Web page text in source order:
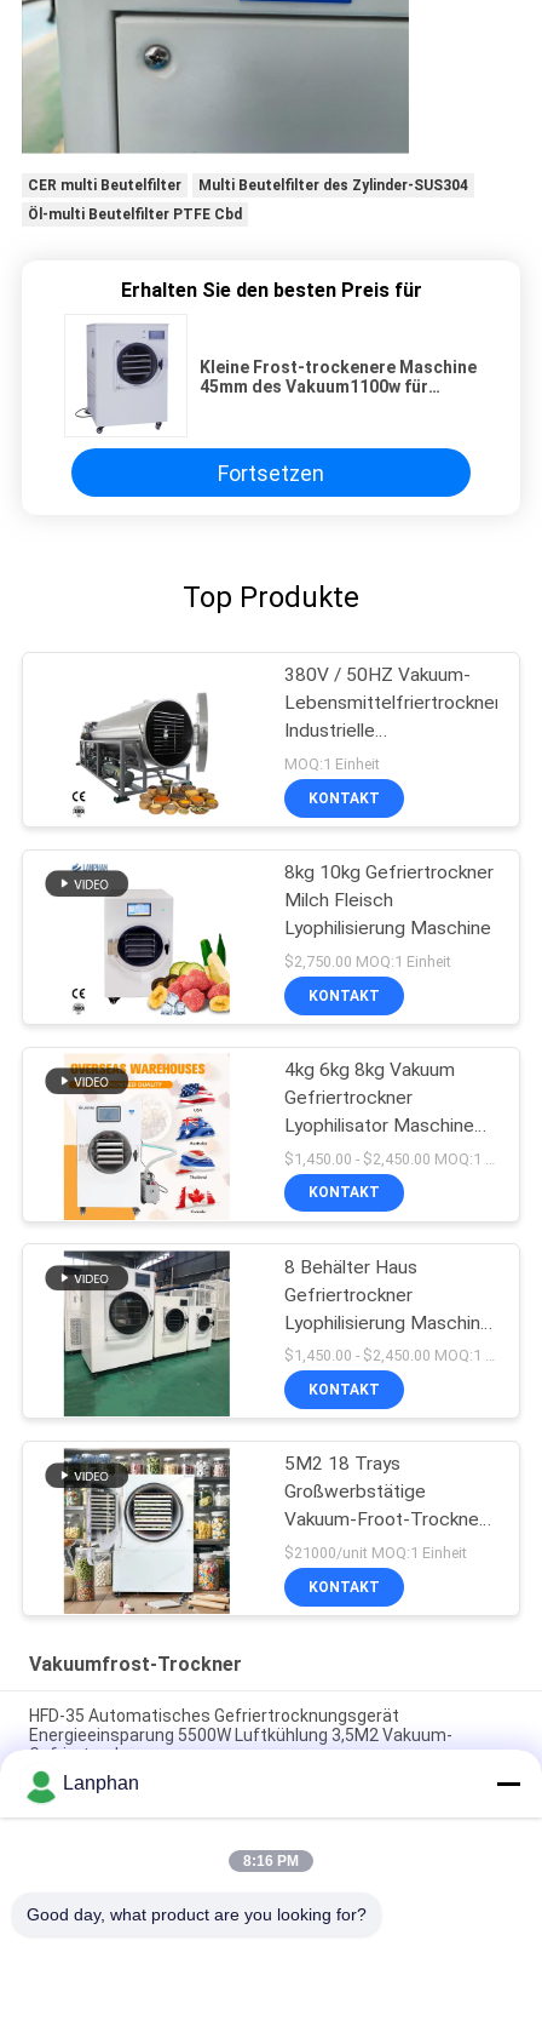
CER multi Beutelfilter
Multi Beutelfilter des Zylinder-SUS304
Öl-multi Beutelfilter PTFE Cbd
Erhalten Sie den besten Preis für
Kleine Frost-trockenere Maschine
45mm des Vakuum1100w für
Fortsetzen
Top Produkte
380V / 50HZ Vakuum-
Lebensmittelfriertrockner
Industrielle
Lyophilisierung Maschine
MOQ:1 Einheit
KONTAKT
8kg 10kg Gefriertrockner
Milch Fleisch
Lyophilisierung Maschine
$2,750.00 MOQ:1 Einheit
KONTAKT
4kg 6kg 8kg Vakuum
Gefriertrockner
Lyophilisator Maschine
2300W Für
hausgemachte
KONTAKT
8 Behälter Haus
Gefriertrockner
Lyophilisierung Maschine
Fd 10kg 15kg 20kg
$1,450.00 - $2,450.00 MOQ:1 Einheit
KONTAKT
5M2 18 Trays
Großwerbstätige
Vakuum-Froot-Trockner
für Heim
$21000/unit MOQ:1 Einheit
KONTAKT
Vakuumfrost-Trockner
HFD-35 Automatisches Gefriertrocknungsgerät
Energieeinsparung 5500W Luftkühlung 3,5M2 Vakuum-
Gefriertrockner
Hocheffizienter 3,5 M² Gefriertrockner aus Edelstahl mit 14
Kammern HFD-35
Hochvakuumleistung 50-55 KG Kapazität HFD-35
Lanphan
8:16 PM
Good day, what product are you looking for?